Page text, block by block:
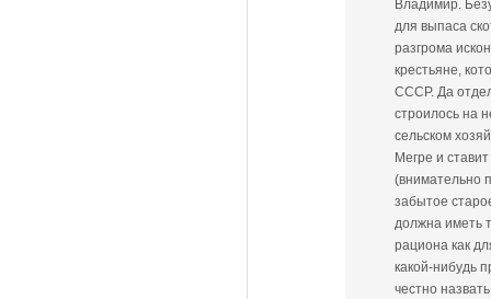
Владимир.
для выпаса
разгрома
крестьяне,
СССР. Да
строилось на
сельском
Мегре и
(внимательно
забытое
должна иметь
рациона как
какой-нибудь
честно